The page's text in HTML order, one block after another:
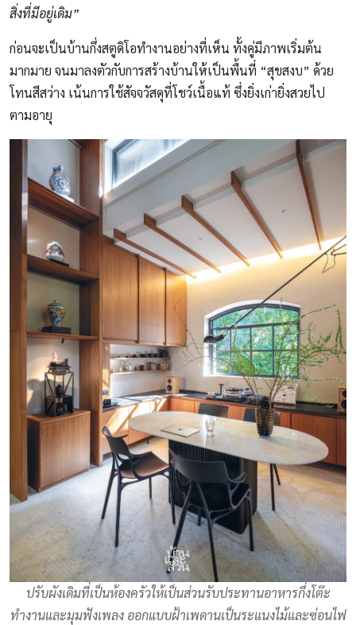
สิ่งที่มีอยู่เดิม”
ก่อนจะเป็นบ้านกึ่งสตูดิโอทำงานอย่างที่เห็น ทั้งคู่มีภาพเริ่มต้น
มากมาย จนมาลงตัวกับการสร้างบ้านให้เป็นพื้นที่ “สุขสงบ” ด้วย
โทนสีสว่าง เน้นการใช้สัจจวัสดุที่โชว์เนื้อแท้ ซึ่งยิ่งเก่ายิ่งสวยไป
ตามอายุ
ปรับผังเดิมที่เป็นห้องครัวให้เป็นส่วนรับประทานอาหารกึ่งโต๊ะ
ทำงานและมุมฟังเพลง ออกแบบฝ้าเพดานเป็นระแนงไม้และซ่อนไฟ